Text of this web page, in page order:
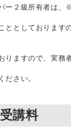
ー２級所有者は、
ととしております
りますので、実務
ださい。
受講料